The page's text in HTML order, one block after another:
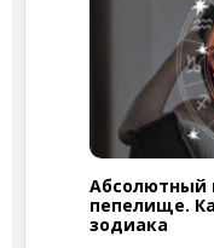
Абсолютный
пепелище.
зодиака